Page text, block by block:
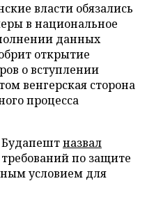
власти обязались
в национальное
данных
открытие
о вступлении
венгерская сторона
процесса
Будапештназвал
по защите
условием для